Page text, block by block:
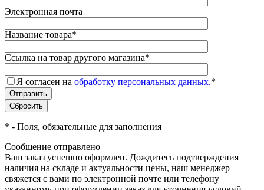
Электронная почта
Название товара*
Ссылка на товар другого магазина*
Я согласен на обработку персональных данных.*
* - Поля, обязательные для заполнения
Сообщение отправлено
Ваш заказ успешно оформлен. Дождитесь подтверждения
наличия на складе и актуальности цены, наш менеджер
свяжется с вами по электронной почте или телефону